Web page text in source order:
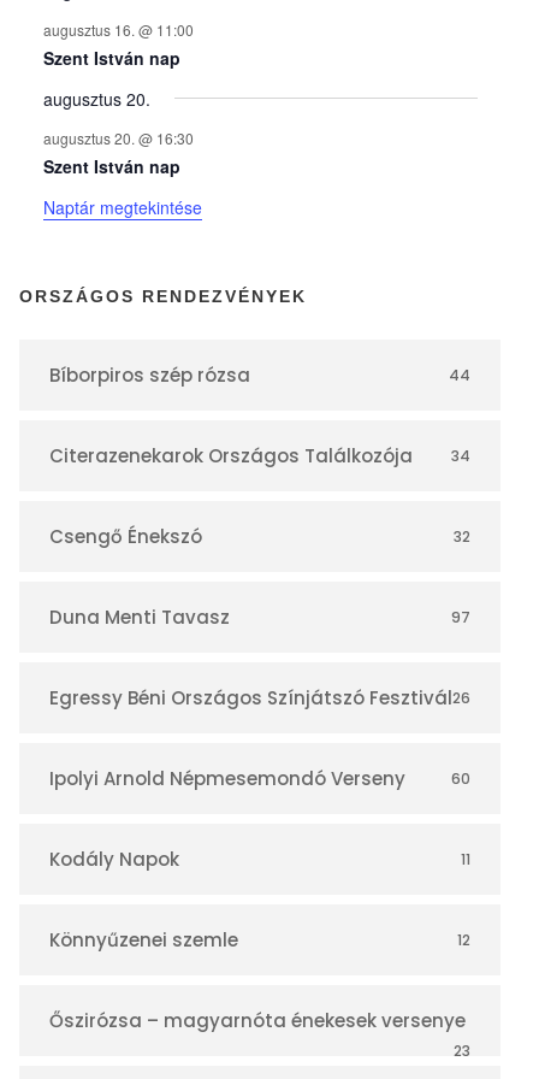
y
e
k
n
a
á
r
augusztus 16. @ 11:00
Szent István nap
augusztus 20.
augusztus 20. @ 16:30
Szent István nap
Naptár megtekintése
ORSZÁGOS RENDEZVÉNYEK
Bíborpiros szép rózsa 44
Citerazenekarok Országos Találkozója 34
Csengő Énekszó 32
Duna Menti Tavasz 97
Egressy Béni Országos Színjátszó Fesztivál26
Ipolyi Arnold Népmesemondó Verseny 60
Kodály Napok 11
Könnyűzenei szemle 12
Őszirózsa – magyarnóta énekesek versenye
23